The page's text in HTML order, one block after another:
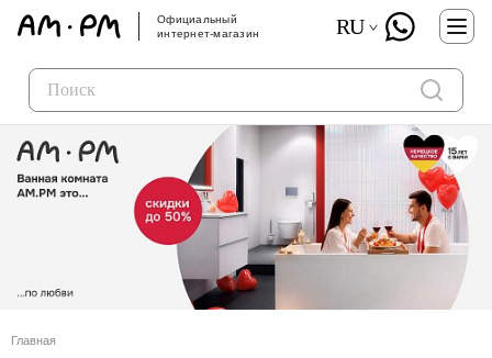
Официальный
интернет-магазин
RU
Главная